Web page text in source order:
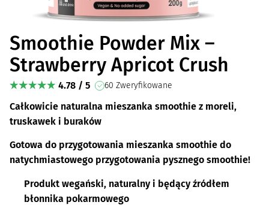
Smoothie Powder Mix –
Strawberry Apricot Crush
4.78 / 5 60 Zweryfikowane
Całkowicie naturalna mieszanka smoothie z moreli,
truskawek i buraków
Gotowa do przygotowania mieszanka smoothie do
natychmiastowego przygotowania pysznego smoothie!
Produkt wegański, naturalny i będący źródłem
błonnika pokarmowego